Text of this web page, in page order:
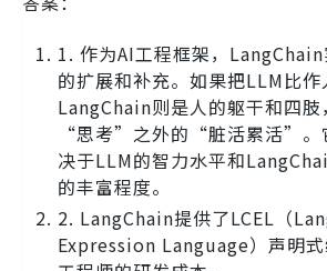
1. 作为AI工程框架，
的扩展和补充。如果把LLM比作
LangChain则是人的躯干和四
“思考”之外的“脏活累活”。
决于LLM的智力水平和
的丰富程度。
2. LangChain提供了LCEL（
Expression Language）声明